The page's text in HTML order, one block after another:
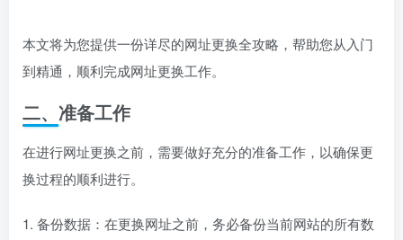
本文将为您提供一份详尽的网址更换全攻略，帮助您从入门
到精通，顺利完成网址更换工作。
二、准备工作
在进行网址更换之前，需要做好充分的准备工作，以确保更
换过程的顺利进行。
1. 备份数据：在更换网址之前，务必备份当前网站的所有数